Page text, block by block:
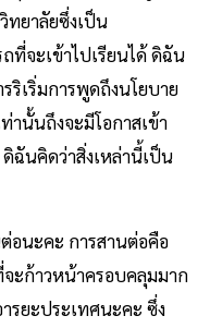
ทยาลัยซึ่งเป็น
ที่จะเข้าไปเรียนได้ ดิฉัน
ริเริ่มการพูดถึงนโยบาย
านั้นถึงจะมีโอกาสเข้า
ฉันคิดว่าสิ่งเหล่านี้เป็น
อนะคะ การสานต่อคือ
ะก้าวหน้าครอบคลุมมาก
ยะประเทศนะคะ ซึ่ง